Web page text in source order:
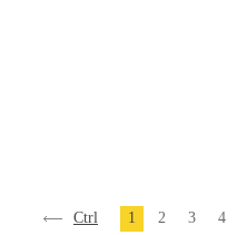
Ctrl 1 2 3 4